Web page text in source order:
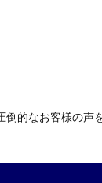
的なお客様の声